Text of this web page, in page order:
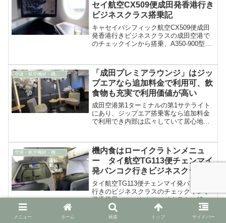
セイ航空CX509便成田発香港行き
ビジネスクラス搭乗記
キャセイパシフィック航空CX509便成田
発香港行きビジネスクラスの成田空港で
のチェックインから搭乗、A350-900型機
空港・航空機材・機内食
「成田プレミアラウンジ」はジッ
プエアなら追加料金で利用可、飲
食物も充実で利用価値が高い
成田空港第1ターミナルの第1サテライト
にあり、ジップエア搭乗客なら追加料金
で利用でき内部は広々していて居心地が
機内食はローイクラトンメニュ
ー タイ航空TG113便チェンマイ
発バンコク行きビジネスクラス搭
乗記
タイ航空TG113便チェンマイ発バンコク
行きのビジネスクラスのチェックインや
搭乗風景、シートやローイクラトン特別
メニューの機内食などの搭乗記。離着陸
の動画も（2025年11月）
メニュー ホーム 検索 トップ サイドバー